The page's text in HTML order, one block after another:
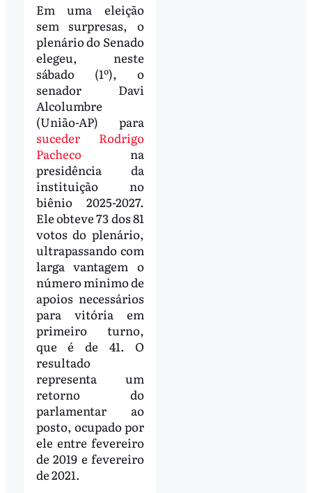
Em uma eleição
sem surpresas, o
plenário do Senado
elegeu, neste
sábado (1º), o
senador Davi
Alcolumbre
(União-AP) para
suceder Rodrigo
Pacheco na
presidência da
instituição no
biênio 2025-2027.
Ele obteve 73 dos 81
votos do plenário,
ultrapassando com
larga vantagem o
número mínimo de
apoios necessários
para vitória em
primeiro turno,
que é de 41. O
resultado
representa um
retorno do
parlamentar ao
posto, ocupado por
ele entre fevereiro
de 2019 e fevereiro
de 2021.